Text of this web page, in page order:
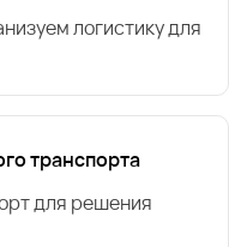
логистику для
транспорта
для решения